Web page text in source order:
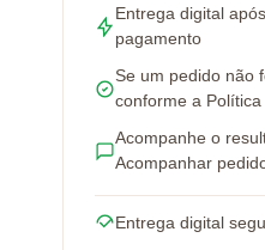
Entrega digital
pagamento
Se um pedido não
conforme a
Acompanhe o
Acompanhar
Entrega digital